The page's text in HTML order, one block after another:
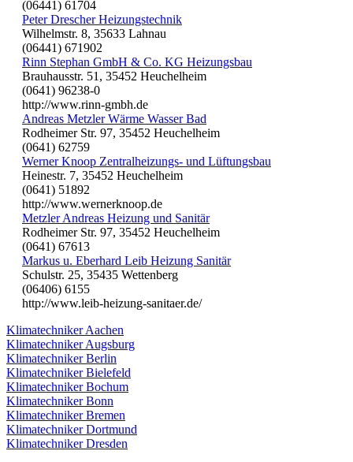
(06441) 61704
Peter Drescher Heizungstechnik
Wilhelmstr. 8, 35633 Lahnau
(06441) 671902
Rinn Stephan GmbH & Co. KG Heizungsbau
Brauhausstr. 51, 35452 Heuchelheim
(0641) 96238-0
http://www.rinn-gmbh.de
Andreas Metzler Wärme Wasser Bad
Rodheimer Str. 97, 35452 Heuchelheim
(0641) 62759
Werner Knoop Zentralheizungs- und Lüftungsbau
Heinestr. 7, 35452 Heuchelheim
(0641) 51892
http://www.wernerknoop.de
Metzler Andreas Heizung und Sanitär
Rodheimer Str. 97, 35452 Heuchelheim
(0641) 67613
Markus u. Eberhard Leib Heizung Sanitär
Schulstr. 25, 35435 Wettenberg
(06406) 6155
http://www.leib-heizung-sanitaer.de/
Klimatechniker Aachen
Klimatechniker Augsburg
Klimatechniker Berlin
Klimatechniker Bielefeld
Klimatechniker Bochum
Klimatechniker Bonn
Klimatechniker Bremen
Klimatechniker Dortmund
Klimatechniker Dresden